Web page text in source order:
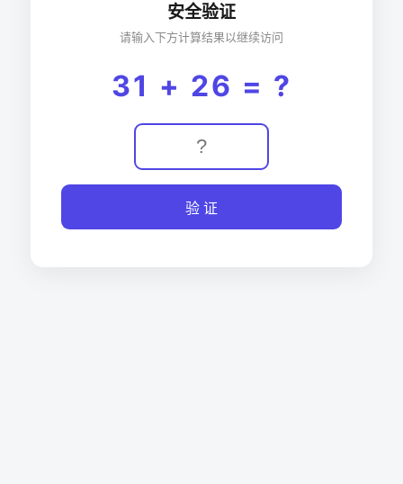
安全验证
请输入下方计算结果以继续访问
31 + 26 = ?
验 证